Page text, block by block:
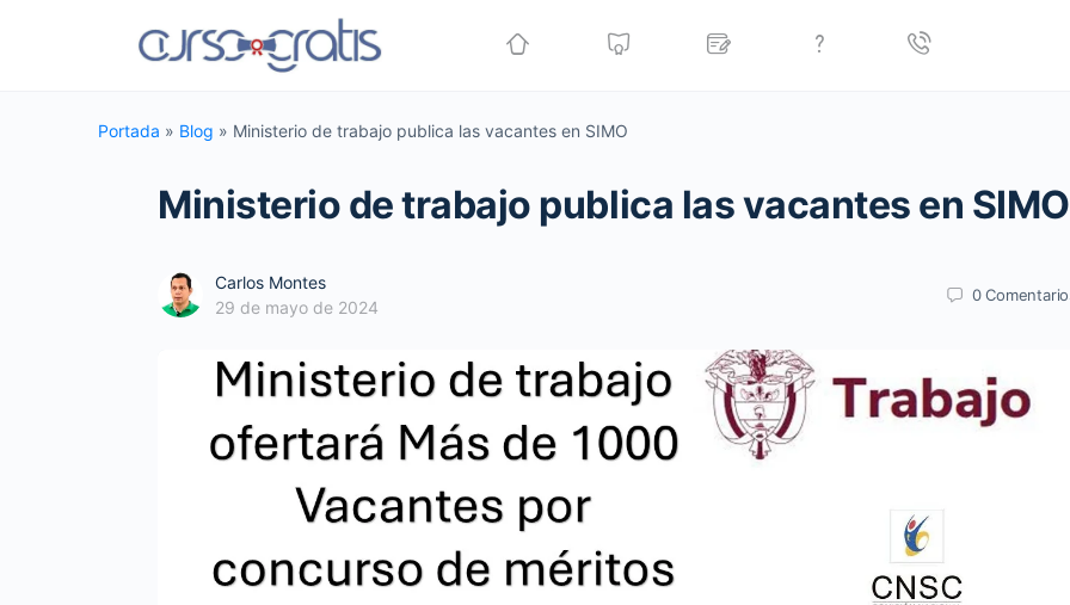
Portada » Blog » Ministerio de trabajo publica las vacantes en SIMO
Ministerio de trabajo publica las vacantes en SIMO
Carlos Montes
29 de mayo de 2024
0